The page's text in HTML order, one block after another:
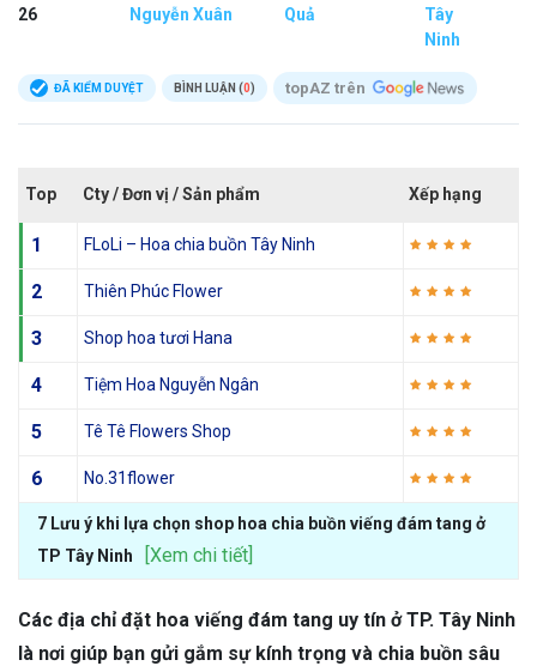
26
Nguyễn Xuân
Quả
Tây
Ninh
ĐÃ KIỂM DUYỆT BÌNH LUẬN (0) topAZ trên
Top Cty / Đơn vị / Sản phẩm Xếp hạng
1 FLoLi – Hoa chia buồn Tây Ninh
2 Thiên Phúc Flower
3 Shop hoa tươi Hana
4 Tiệm Hoa Nguyễn Ngân
5 Tê Tê Flowers Shop
6 No.31flower
7 Lưu ý khi lựa chọn shop hoa chia buồn viếng đám tang ở
TP Tây Ninh
[Xem chi tiết]
Các địa chỉ đặt hoa viếng đám tang uy tín ở TP. Tây Ninh
là nơi giúp bạn gửi gắm sự kính trọng và chia buồn sâu